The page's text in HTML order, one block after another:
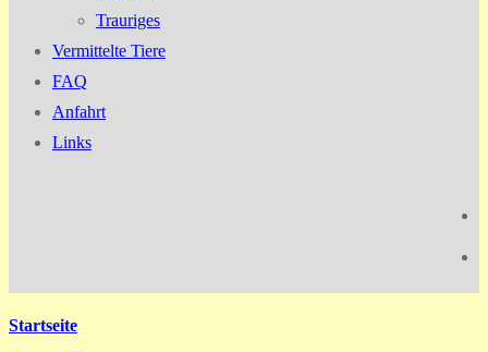
Trauriges
Vermittelte Tiere
FAQ
Anfahrt
Links
Startseite